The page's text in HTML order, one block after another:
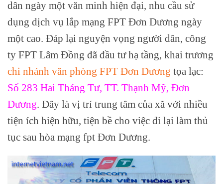
dân ngày một văn minh hiện đại, nhu cầu sử
dụng dịch vụ lắp mạng FPT Đơn Dương ngày
một cao. Đáp lại nguyện vọng người dân, công
ty FPT Lâm Đồng đã đầu tư hạ tầng, khai trương
chi nhánh văn phòng FPT Đơn Dương tọa lạc:
Số 283 Hai Tháng Tư, TT. Thạnh Mỹ, Đơn
Dương. Đây là vị trí trung tâm của xã với nhiều
tiện ích hiện hữu, tiện bề cho việc đi lại làm thủ
tục sau hòa mạng fpt Đơn Dương.